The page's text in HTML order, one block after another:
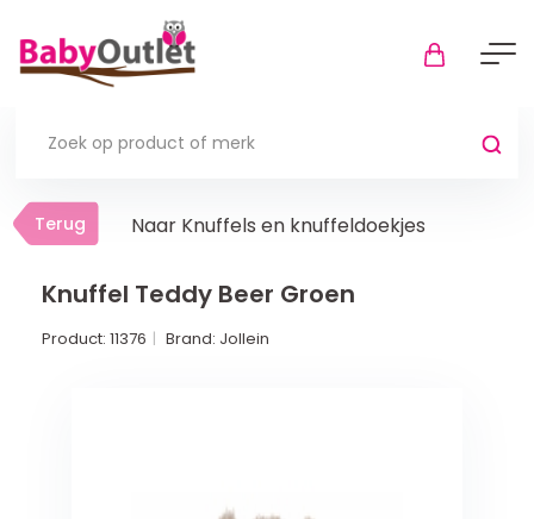
Terug
Thuis
In de box
Terug Naar Knuffels en knuffeldoekjes
Knuffel Teddy Beer Groen
Product: 11376 Brand: Jollein